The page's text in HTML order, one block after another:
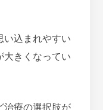
い込まれやすい
大きくなってい
治療の選択肢が